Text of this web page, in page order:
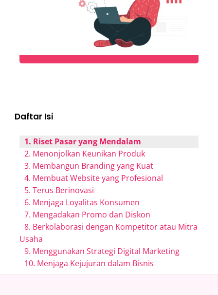
Daftar Isi
1. Riset Pasar yang Mendalam
2. Menonjolkan Keunikan Produk
3. Membangun Branding yang Kuat
4. Membuat Website yang Profesional
5. Terus Berinovasi
6. Menjaga Loyalitas Konsumen
7. Mengadakan Promo dan Diskon
8. Berkolaborasi dengan Kompetitor atau Mitra
Usaha
9. Menggunakan Strategi Digital Marketing
10. Menjaga Kejujuran dalam Bisnis